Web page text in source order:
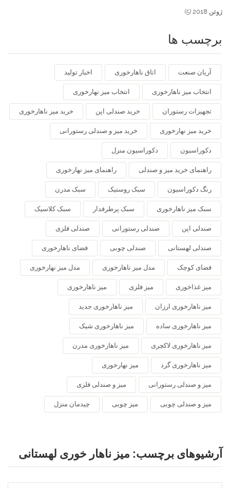
ژوئن 2018 (5)
برچسب ها
آریان صنعت اتاق ناهارخوری اخبار تولید
انتخاب میز ناهارخوری انتخاب میز نهارخوری
تجهیزات رستوران خرید صندلی اپن خرید میز ناهارخوری
خرید میز نهارخوری خرید میز و صندلی رستورانی
دکوراسیون دکوراسیون منزل
راهنمای خرید میز و صندلی راهنمای میز نهارخوری
رنگ دکوراسیون سبک روستیک سبک مدرن
سبک میز ناهارخوری سبک پرطرفدار سبک کلاسیک
صندلی اپن صندلی رستورانی صندلی فلزی
صندلی لهستانی صندلی چوبی فضای ناهارخوری
فضای کوچک مدل میز ناهارخوری مدل میز نهارخوری
میز غذاخوری میز فلزی میز ناهارخوری
میز ناهارخوری ارزان میز ناهارخوری جدید
میز ناهارخوری ساده میز ناهارخوری شیک
میز ناهارخوری لاکچری میز ناهارخوری مدرن
میز ناهارخوری گرد میز نهارخوری
میز و صندلی رستورانی میز و صندلی فلزی
میز و صندلی چوبی میز چوبی چیدمان منزل
آرشیوهای برچسب: میز ناهار خوری لهستانی